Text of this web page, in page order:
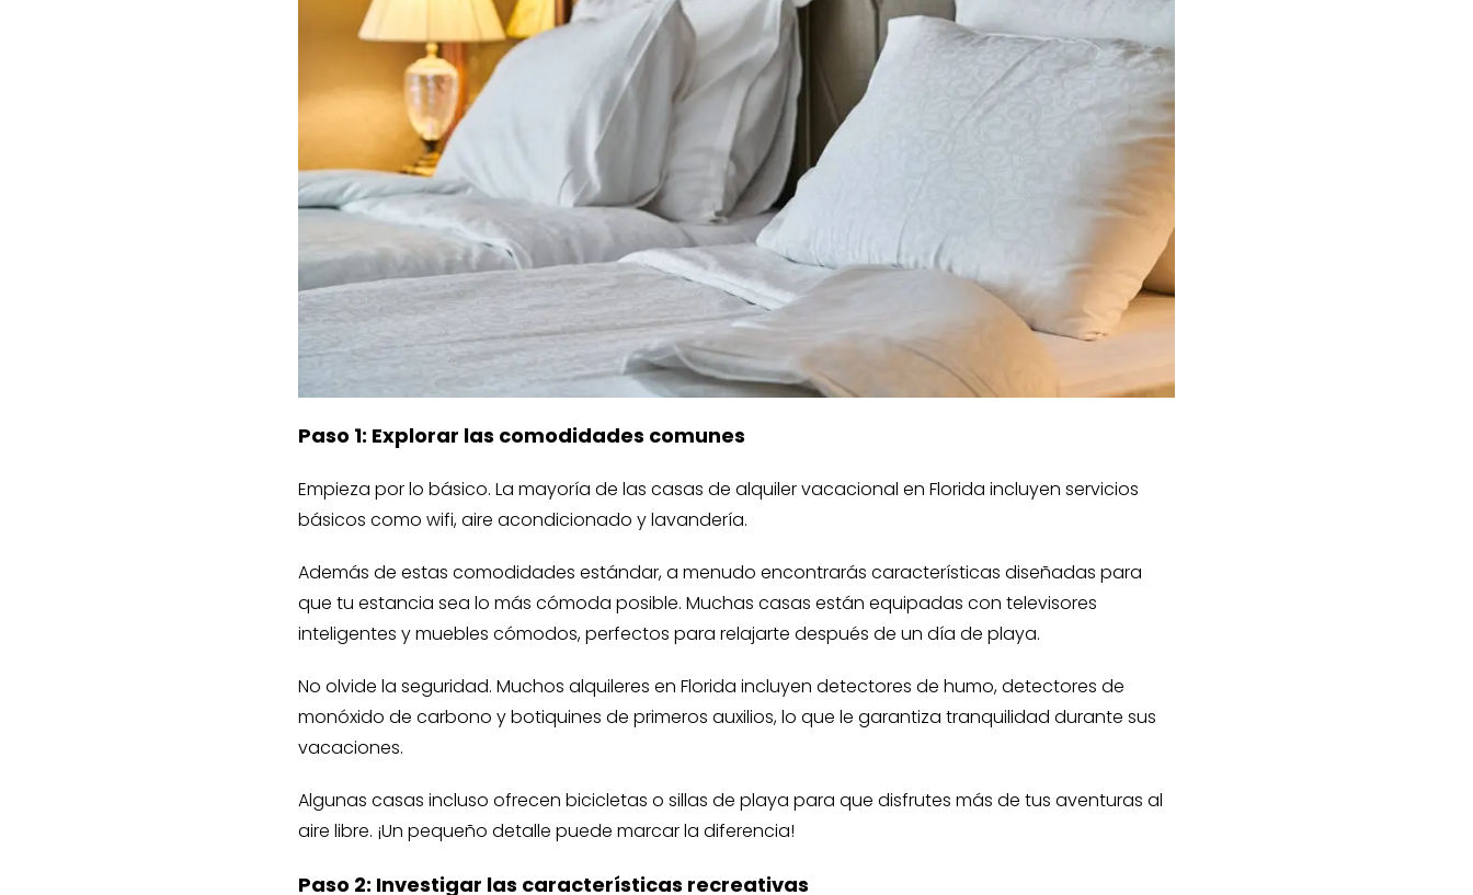
Paso 1: Explorar las comodidades comunes
Empieza por lo básico. La mayoría de las casas de alquiler vacacional en Florida incluyen servicios
básicos como wifi, aire acondicionado y lavandería.
Además de estas comodidades estándar, a menudo encontrarás características diseñadas para
que tu estancia sea lo más cómoda posible. Muchas casas están equipadas con televisores
inteligentes y muebles cómodos, perfectos para relajarte después de un día de playa.
No olvide la seguridad. Muchos alquileres en Florida incluyen detectores de humo, detectores de
monóxido de carbono y botiquines de primeros auxilios, lo que le garantiza tranquilidad durante sus
vacaciones.
Algunas casas incluso ofrecen bicicletas o sillas de playa para que disfrutes más de tus aventuras al
aire libre. ¡Un pequeño detalle puede marcar la diferencia!
Paso 2: Investigar las características recreativas